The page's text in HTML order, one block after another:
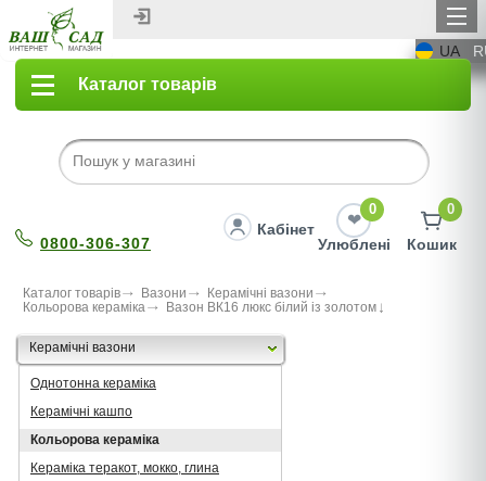
UA
Каталог товарів
0800-306-307
Кабінет
0
Улюблені
0
Кошик
Каталог товарів Вазони
Керамічні вазони
Кольорова кераміка
Вазон ВК16 люкс білий із золотом
Керамічні вазони
Однотонна кераміка
Керамічні кашпо
Кольорова кераміка
Кераміка теракот, мокко, глина